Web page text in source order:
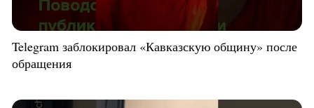
Telegram заблокировал «Кавказскую общину» после
обращения